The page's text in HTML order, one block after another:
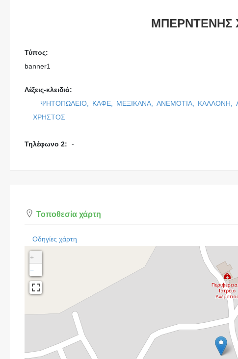
ΜΠΕΡΝΤΕΝΗΣ
Τύπος:
banner1
Λέξεις-κλειδιά:
ΨΗΤΟΠΩΛΕΙΟ,
ΚΑΦΕ, ΜΕΞΙΚΑΝΑ, ΑΝΕΜΟΤΙΑ, ΚΑΛΛΟΝΗ,
ΧΡΗΣΤΟΣ
Τηλέφωνο 2: -
Τοποθεσία χάρτη
Οδηγίες χάρτη
+
−